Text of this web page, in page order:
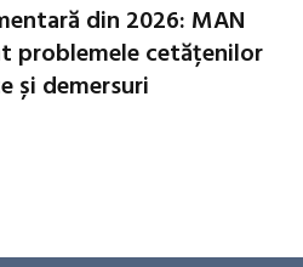
din 2026: MAN
problemele cetățenilor
și demersuri